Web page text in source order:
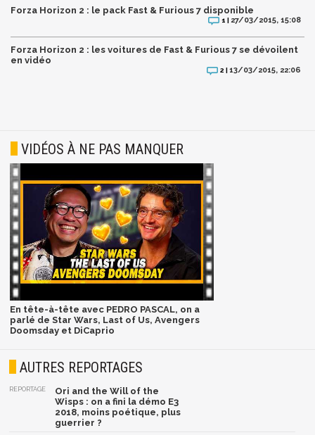
Forza Horizon 2 : le pack Fast & Furious 7 disponible
1 | 27/03/2015, 15:08
Forza Horizon 2 : les voitures de Fast & Furious 7 se dévoilent
en vidéo
2 |13/03/2015, 22:06
VIDÉOS À NE PAS MANQUER
En tête-à-tête avec PEDRO PASCAL, on a
parlé de Star Wars, Last of Us, Avengers
Doomsday et DiCaprio
AUTRES REPORTAGES
REPORTAGE
Ori and the Will of the
Wisps : on a fini la démo E3
2018, moins poétique, plus
guerrier ?